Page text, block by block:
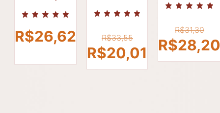
R$26,62 R$33,55O
preço
original
R$20,01
preço
R$31,30O
R$